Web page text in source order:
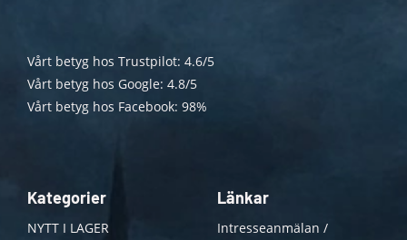
Vårt betyg hos Trustpilot: 4.6/5
Vårt betyg hos Google: 4.8/5
Vårt betyg hos Facebook: 98%
Kategorier
NYTT I LAGER
Länkar
Intresseanmälan /